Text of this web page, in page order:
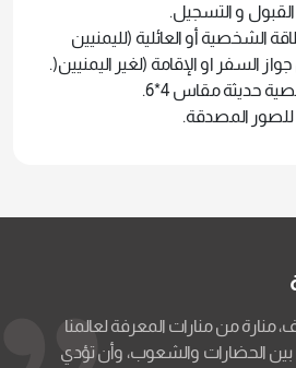
و التسجيل.
أو العائلية (لليمنيين
السفر او الإقامة (لغير اليمنيين(.
حديثة مقاس 4*6.
المصدقة.
منارة من منارات المعرفة لعالمنا
بين الحضارات والشعوب، وأن تؤدي